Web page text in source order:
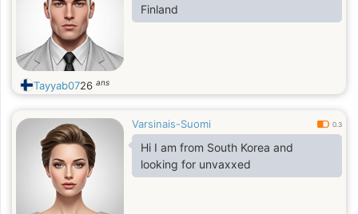
Finland
Tayyab0726 ans
Varsinais-Suomi 0.3
Hi I am from South Korea and
looking for unvaxxed